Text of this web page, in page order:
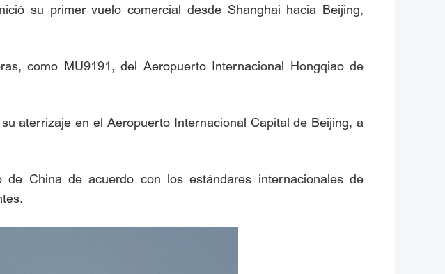
su primer vuelo comercial desde Shanghai hacia Beijing,
como MU9191, del Aeropuerto Internacional Hongqiao de
aterrizaje en el Aeropuerto Internacional Capital de Beijing, a
China de acuerdo con los estándares internacionales de